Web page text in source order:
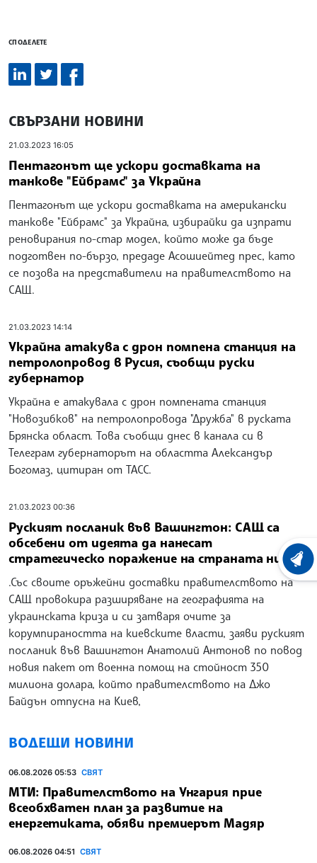
СПОДЕЛЕТЕ
СВЪРЗАНИ НОВИНИ
21.03.2023 16:05
Пентагонът ще ускори доставката на
танкове "Ейбрамс" за Украйна
Пентагонът ще ускори доставката на американски
танкове "Ейбрамс" за Украйна, избирайки да изпрати
реновирания по-стар модел, който може да бъде
подготвен по-бързо, предаде Асошиейтед прес, като
се позова на представители на правителството на
САЩ.
21.03.2023 14:14
Украйна атакува с дрон помпена станция на
петролопровод в Русия, съобщи руски
губернатор
Украйна е атакувала с дрон помпената станция
"Новозибков" на петролопровода "Дружба" в руската
Брянска област. Това съобщи днес в канала си в
Телеграм губернаторът на областта Александър
Богомаз, цитиран от ТАСС.
21.03.2023 00:36
Руският посланик във Вашингтон: САЩ са
обсебени от идеята да нанесат
стратегическо поражение на страната ни
.Със своите оръжейни доставки правителството на
САЩ провокира разширяване на географията на
украинската криза и си затваря очите за
корумпираността на киевските власти, заяви руският
посланик във Вашингтон Анатолий Антонов по повод
новия пакет от военна помощ на стойност 350
милиона долара, който правителството на Джо
Байдън отпусна на Киев,
ВОДЕЩИ НОВИНИ
06.08.2026 05:53 СВЯТ
МТИ: Правителството на Унгария прие
всеобхватен план за развитие на
енергетиката, обяви премиерът Мадяр
06.08.2026 04:51 СВЯТ